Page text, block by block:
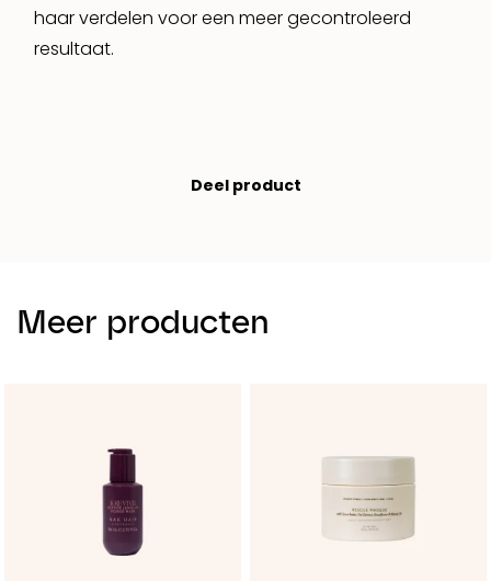
haar verdelen voor een meer gecontroleerd
resultaat.
Deel product
Meer producten